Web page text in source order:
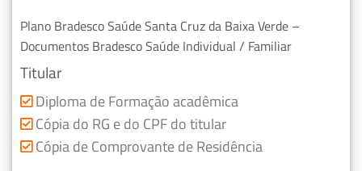
Plano Bradesco Saúde Santa Cruz da Baixa Verde –
Documentos Bradesco Saúde Individual / Familiar
Titular
Diploma de Formação acadêmica
Cópia do RG e do CPF do titular
Cópia de Comprovante de Residência